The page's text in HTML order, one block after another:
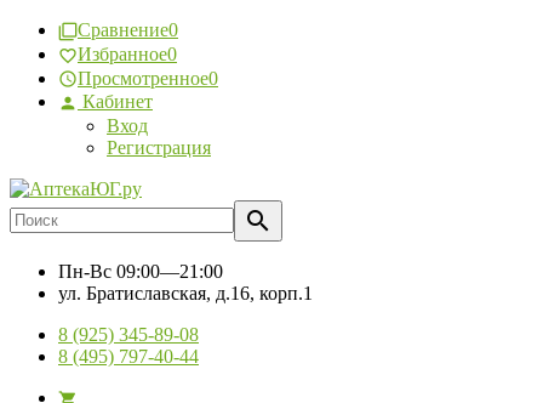
Сравнение0
Избранное0
Просмотренное0
Кабинет
Вход
Регистрация
Пн-Вс 09:00—21:00
ул. Братиславская, д.16, корп.1
8 (925) 345-89-08
8 (495) 797-40-44